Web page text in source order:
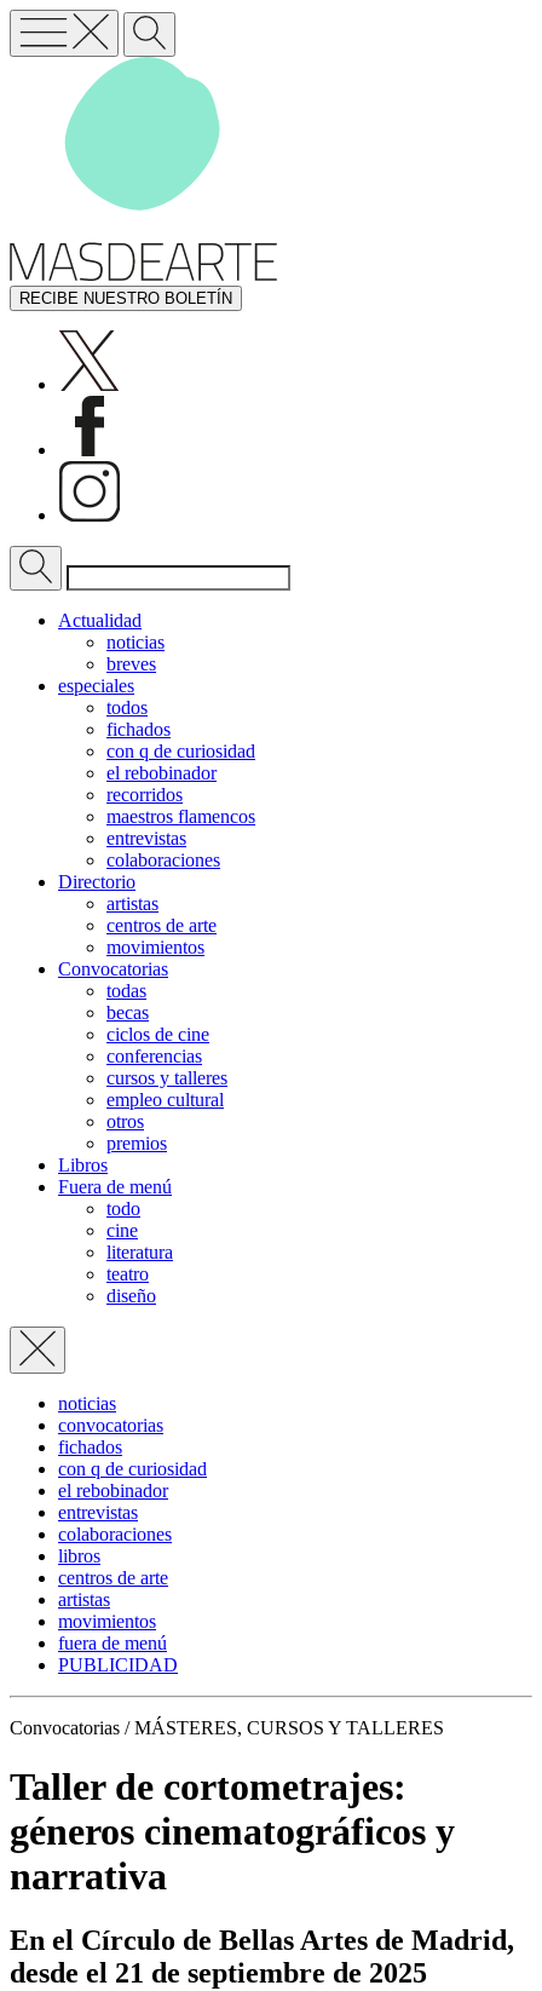
RECIBE NUESTRO BOLETÍN
Actualidad
noticias
breves
especiales
todos
fichados
con q de curiosidad
el rebobinador
recorridos
maestros flamencos
entrevistas
colaboraciones
Directorio
artistas
centros de arte
movimientos
Convocatorias
todas
becas
ciclos de cine
conferencias
cursos y talleres
empleo cultural
otros
premios
Libros
Fuera de menú
todo
cine
literatura
teatro
diseño
noticias
convocatorias
fichados
con q de curiosidad
el rebobinador
entrevistas
colaboraciones
libros
centros de arte
artistas
movimientos
fuera de menú
PUBLICIDAD
Convocatorias / MÁSTERES, CURSOS Y TALLERES
Taller de cortometrajes:
géneros cinematográficos y
narrativa
En el Círculo de Bellas Artes de Madrid,
desde el 21 de septiembre de 2025